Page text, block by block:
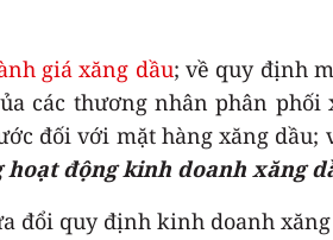
giá xăng dầu; về quy định
các thương nhân phân phối
đối với mặt hàng xăng dầu;
động kinh doanh xăng